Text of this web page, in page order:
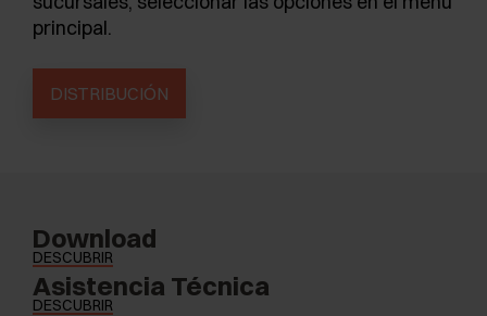
principal.
DISTRIBUCIÓN
Download
DESCUBRIR
Asistencia Técnica
DESCUBRIR